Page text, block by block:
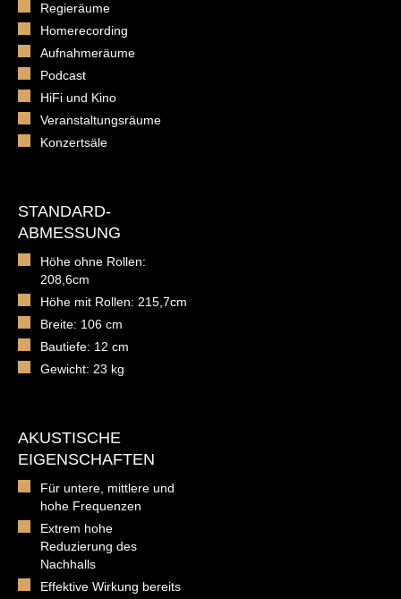
Regieräume
Homerecording
Aufnahmeräume
Podcast
HiFi und Kino
Veranstaltungsräume
Konzertsäle
STANDARD-
ABMESSUNG
Höhe ohne Rollen:
208,6cm
Höhe mit Rollen: 215,7cm
Breite: 106 cm
Bautiefe: 12 cm
Gewicht: 23 kg
AKUSTISCHE
EIGENSCHAFTEN
Für untere, mittlere und
hohe Frequenzen
Extrem hohe
Reduzierung des
Nachhalls
Effektive Wirkung bereits